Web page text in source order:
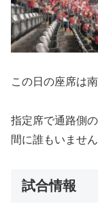
この日の座席は
指定席で通路側
間に誰もいません
試合情報